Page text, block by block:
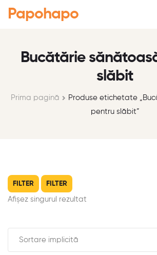
Papohapo
Bucătărie
slăbit
Prima pagină
Produse etichetate
pentru slăbit”
FILTER FILTER
Afișez singurul rezultat